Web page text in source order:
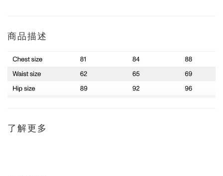
商品描述
了解更多